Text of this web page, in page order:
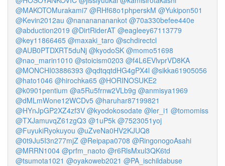
@MAKOTOMurakami7 @RHf68o1phperskM @Yukipon501
@Kevin2012au @nananananankot @70a330befee440e
@abduction2019 @DirtRiderAT @eagleey67113779
@key11866465 @maxaki_taro @schdirectcl
@AUB0PTDXRT5duNj @kyodoSK @momo51698
@nao_marin1010 @stoicism0203 @f4L6EVlvprVD8KA
@MONCHI03886393 @qdtqqtdHG4gPX4l @sikka61905056
@hato1046 @hirochka65 @HORINOSUKE2
@k0901pentium @a5Ru5frnw2VLb9g @anmisya1969
@dMLmWone12WCDv5 @haruhar87199821
@HYnJpGP2XZ4zf3V @kyodokosodate @ler_i1 @tomomiss
@TXJamuvqZ61zgQ3 @1uP5k @7523051yoj
@FuyukiRyokuyou @uZveNa0HV2KJUQ8
@0t9Ju5I3n277mjZ @Reipapa0708 @RingonogoAsahi
@MRRN1004 @prfm_naoto @r6RlsMxul3QK6td
@tsumota1021 @oyakoweb2021 @PA_ischildabuse